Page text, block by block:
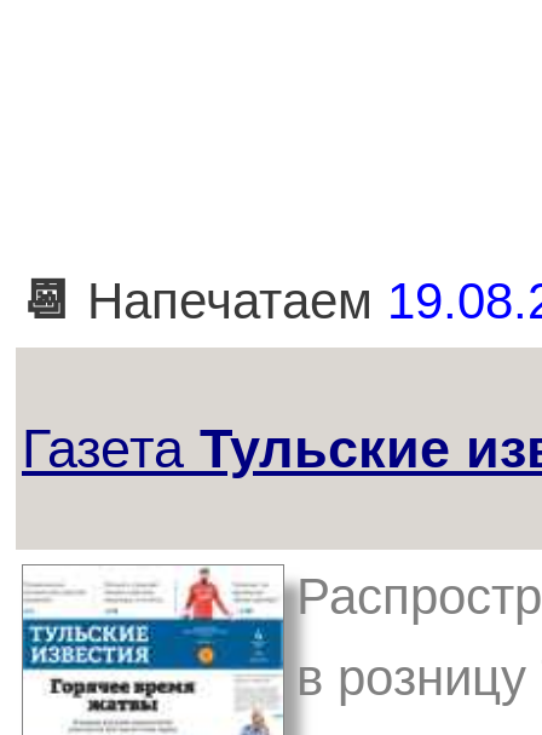
📆 Напечатаем
Газета Тульские
в